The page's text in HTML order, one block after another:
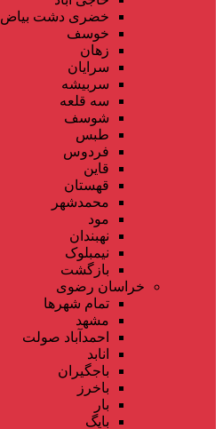
خضری دشت بیاض
خوسف
زهان
سرایان
سربیشه
سه قلعه
شوسف
طبس
فردوس
قاین
قهستان
محمدشهر
مود
نهبندان
نیمبلوک
بازگشت
خراسان رضوی
تمام شهر‌ها
مشهد
احمدآباد صولت
انابد
باجگیران
باخرز
بار
بایگ